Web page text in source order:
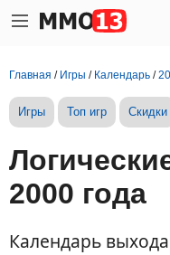
Главная / Игры / Календарь /
Игры Топ игр Скидки
2000 года
Календарь